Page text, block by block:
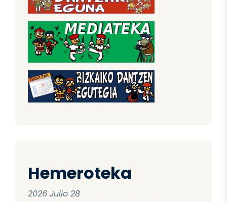
Hemeroteka
2026 Julio 28